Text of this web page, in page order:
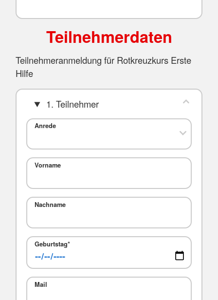
Teilnehmerdaten
Teilnehmeranmeldung für Rotkreuzkurs Erste
Hilfe
1. Teilnehmer
Anrede
Vorname
Nachname
Geburtstag*
Mail